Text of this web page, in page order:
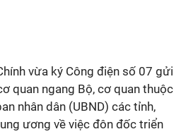
vừa ký Công điện số 07 gửi
quan ngang Bộ, cơ quan thuộc
nhân dân (UBND) các tỉnh,
ương về việc đôn đốc triển